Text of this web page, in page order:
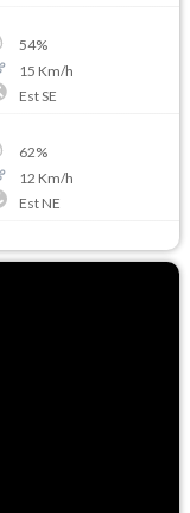
54%
15 Km/h
Est SE
62%
12 Km/h
Est NE